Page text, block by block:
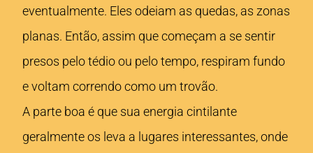
eventualmente. Eles odeiam as quedas, as zonas
planas. Então, assim que começam a se sentir
presos pelo tédio ou pelo tempo, respiram fundo
e voltam correndo como um trovão.
A parte boa é que sua energia cintilante
geralmente os leva a lugares interessantes, onde